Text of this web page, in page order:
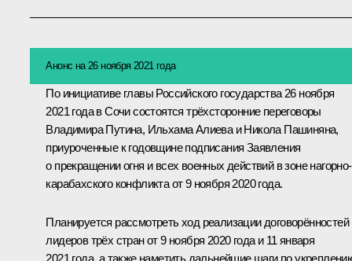
Анонс на 26 ноября 2021 года
По инициативе главы Российского государства 26 ноября
2021 года в Сочи состоятся трёхсторонние переговоры
Владимира Путина, Ильхама АлиеваиНикола Пашиняна,
приуроченные к годовщине подписания Заявления
о прекращении огня и всех военных действий в зоне нагорно-
карабахского конфликта от 9 ноября 2020 года.
Планируется рассмотреть ход реализации договорённостей
лидеров трёх стран от9 ноября 2020 годаи 11 января